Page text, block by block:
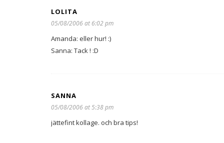
LOLITA
05/08/2006 at 6:02 pm
Amanda: eller hur! :)
Sanna: Tack ! :D
SANNA
05/08/2006 at 5:38 pm
jättefint kollage. och bra tips!